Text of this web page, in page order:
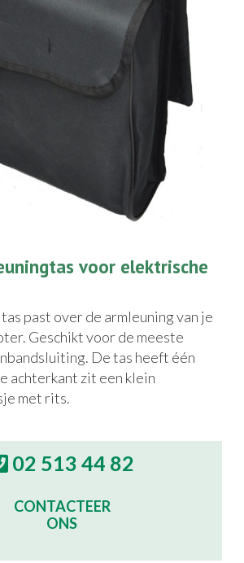
voor elektrische
past over de armleuning van je
Geschikt voor de meeste
De tas heeft één
achterkant zit een klein
met rits.
02 513 44 82
CONTACTEER
ONS